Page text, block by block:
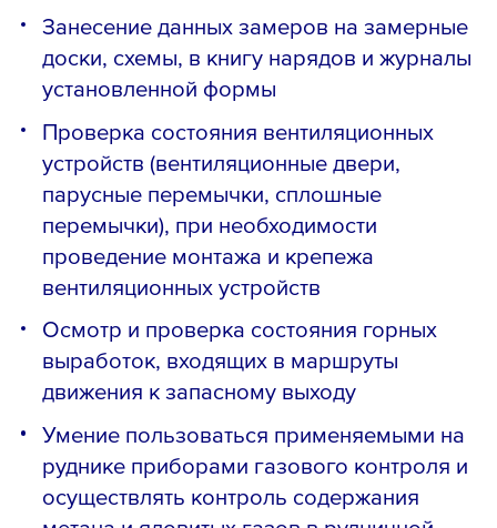
Занесение данных замеров на замерные
доски, схемы, в книгу нарядов и журналы
установленной формы
Проверка состояния вентиляционных
устройств (вентиляционные двери,
парусные перемычки, сплошные
перемычки), при необходимости
проведение монтажа и крепежа
вентиляционных устройств
Осмотр и проверка состояния горных
выработок, входящих в маршруты
движения к запасному выходу
Умение пользоваться применяемыми на
руднике приборами газового контроля и
осуществлять контроль содержания